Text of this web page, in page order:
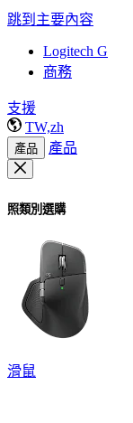
跳到主要內容
Logitech G
商務
支援
TW,zh
產品 產品
照類別選購
滑鼠